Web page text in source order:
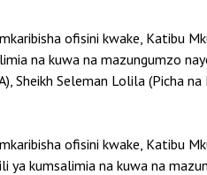
ofisini kwake, Katibu
na kuwa na mazungumzo
Sheikh Seleman Lolila (Picha
ofisini kwake, Katibu
kumsalimia na kuwa na